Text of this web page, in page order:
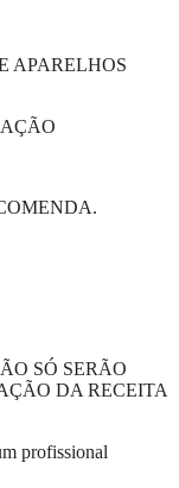
APARELHOS
SÓ SERÃO
DA RECEITA
profissional